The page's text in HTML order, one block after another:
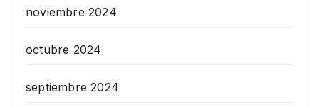
noviembre 2024
octubre 2024
septiembre 2024